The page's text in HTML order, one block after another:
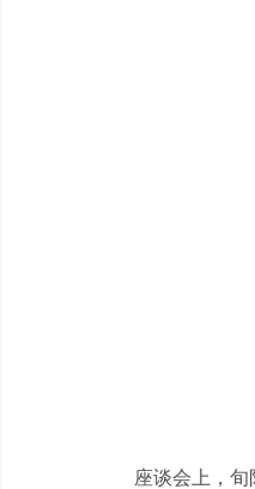
座谈会上，